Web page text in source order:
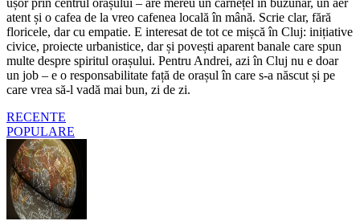
ușor prin centrul orașului – are mereu un carnețel în buzunar, un aer
atent și o cafea de la vreo cafenea locală în mână. Scrie clar, fără
floricele, dar cu empatie. E interesat de tot ce mișcă în Cluj: inițiative
civice, proiecte urbanistice, dar și povești aparent banale care spun
multe despre spiritul orașului. Pentru Andrei, azi în Cluj nu e doar
un job – e o responsabilitate față de orașul în care s-a născut și pe
care vrea să-l vadă mai bun, zi de zi.
RECENTE
POPULARE